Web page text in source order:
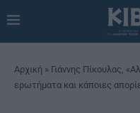
Αρχική » Γιάννης Πίκουλας,
ερωτήματα και κάποιες